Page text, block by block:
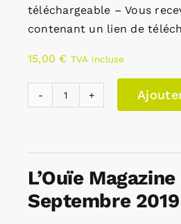
téléchargeable – Vous
contenant un lien de
15,00 € TVA incluse
92
-
L’Ouïe
Septembre 2019